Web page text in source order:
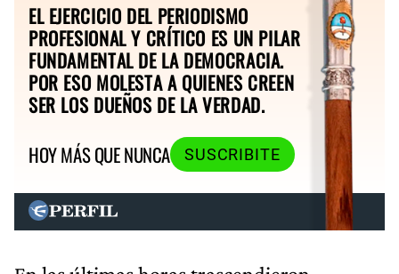
EL EJERCICIO DEL PERIODISMO
PROFESIONAL Y CRÍTICO ES UN PILAR
FUNDAMENTAL DE LA DEMOCRACIA.
POR ESO MOLESTA A QUIENES CREEN
SER LOS DUEÑOS DE LA VERDAD.
HOY MÁS QUE NUNCA
SUSCRIBITE